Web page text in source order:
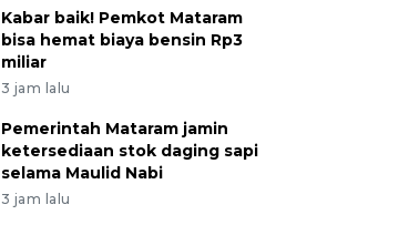
Kabar baik! Pemkot Mataram
bisa hemat biaya bensin Rp3
miliar
3 jam lalu
Pemerintah Mataram jamin
ketersediaan stok daging sapi
selama Maulid Nabi
3 jam lalu